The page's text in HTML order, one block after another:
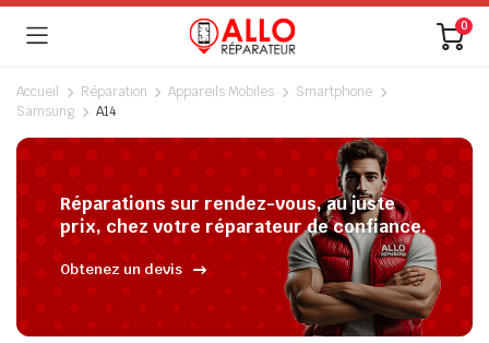
0
Accueil Réparation Appareils Mobiles
Smartphone
Samsung
A14
Réparations sur rendez-vous, au juste
prix, chez votre réparateur de confiance.
Obtenez un devis